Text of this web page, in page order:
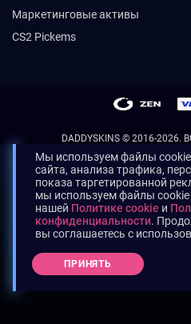
Маркетинговые активы
CS2 Pickems
DADDYSKINS © 2016-2026.
Мы используем файлы
сайта, анализа трафика,
показа таргетированной
мы используем файлы cookie
нашей Политике cookie и
конфиденциальности.
вы соглашаетесь с
ПРИНЯТЬ